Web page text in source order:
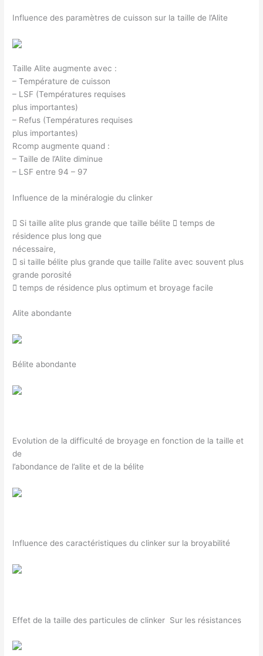
Influence des paramètres de cuisson sur la taille de l’Alite
Taille Alite augmente avec :
– Température de cuisson
– LSF (Températures requises
plus importantes)
– Refus (Températures requises
plus importantes)
Rcomp augmente quand :
– Taille de l’Alite diminue
– LSF entre 94 – 97
Influence de la minéralogie du clinker
 Si taille alite plus grande que taille bélite  temps de
résidence plus long que
nécessaire,
 si taille bélite plus grande que taille l’alite avec souvent plus
grande porosité
 temps de résidence plus optimum et broyage facile
Alite abondante
Bélite abondante
Evolution de la difficulté de broyage en fonction de la taille et
de
l’abondance de l’alite et de la bélite
Influence des caractéristiques du clinker sur la broyabilité
Effet de la taille des particules de clinker Sur les résistances